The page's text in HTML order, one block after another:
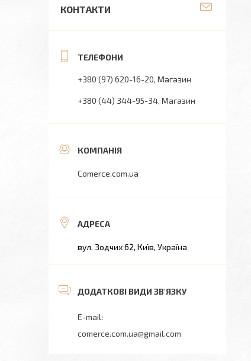
КОНТАКТИ
+380 (97) 620-16-20 Магазин
+380 (44) 344-95-34 Магазин
Comerce.com.ua
вул. Зодчих 62, Київ, Україна
comerce.com.ua@gmail.com